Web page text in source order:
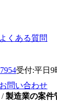
よくある質問
受付:平日9
お問い合わせ
/製造業の案件